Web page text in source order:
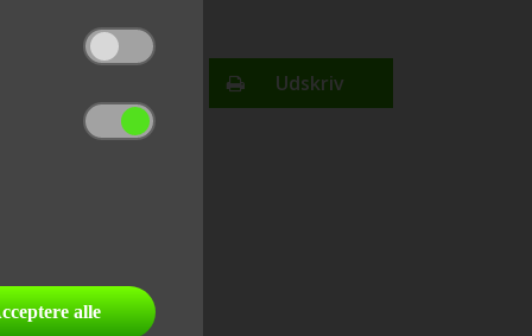
Udskriv
alle